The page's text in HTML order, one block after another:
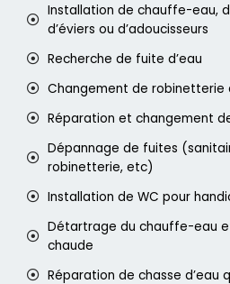
Installation de chauffe-eau,
d’éviers ou d’adoucisseurs
Recherche de fuite d’eau
Changement de robinetterie
Réparation et changement
Dépannage de fuites
robinetterie, etc)
Installation de WC pour
Détartrage du chauffe-eau
chaude
Réparation de chasse d’eau